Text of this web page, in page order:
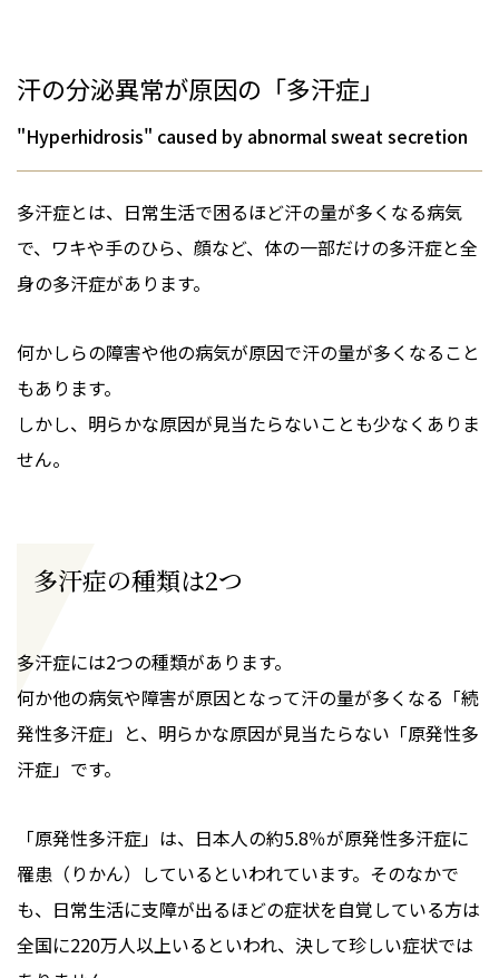
汗の分泌異常が原因の「多汗症」
"Hyperhidrosis" caused by abnormal sweat secretion
多汗症とは、日常生活で困るほど汗の量が多くなる病気
で、ワキや手のひら、顔など、体の一部だけの多汗症と全
身の多汗症があります。
何かしらの障害や他の病気が原因で汗の量が多くなること
もあります。
しかし、明らかな原因が見当たらないことも少なくありま
せん。
多汗症の種類は2つ
多汗症には2つの種類があります。
何か他の病気や障害が原因となって汗の量が多くなる「続
発性多汗症」と、明らかな原因が見当たらない「原発性多
汗症」です。
「原発性多汗症」は、日本人の約5.8％が原発性多汗症に
罹患（りかん）しているといわれています。そのなかで
も、日常生活に支障が出るほどの症状を自覚している方は
全国に220万人以上いるといわれ、決して珍しい症状では